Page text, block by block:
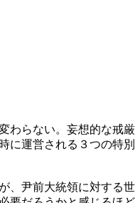
わらない。妄想的な戒
に運営される３つの特
、尹前大統領に対する